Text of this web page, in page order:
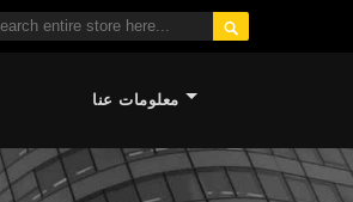

معلومات عنا